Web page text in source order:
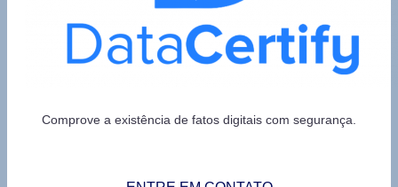
Comprove a existência de fatos digitais com segurança.